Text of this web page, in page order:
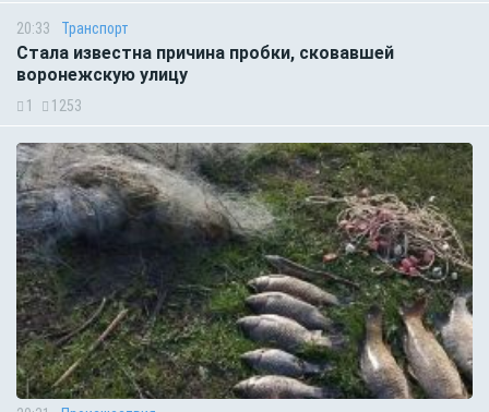
20:33 Транспорт
Стала известна причина пробки, сковавшей
воронежскую улицу
1 1253